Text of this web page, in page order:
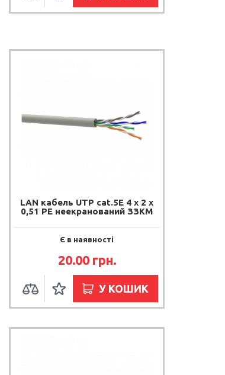
LAN кабель UTP cat.5E 4 х 2 х
0,51 PE неекранований ЗЗКМ
Є в наявності
20.00 грн.
У КОШИК